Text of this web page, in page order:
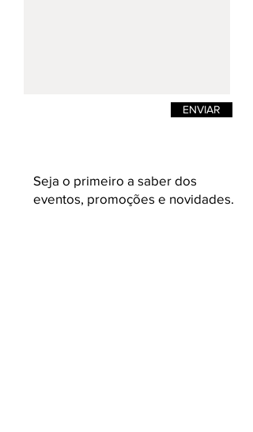
ENVIAR
Seja o primeiro a saber dos
eventos, promoções e novidades.